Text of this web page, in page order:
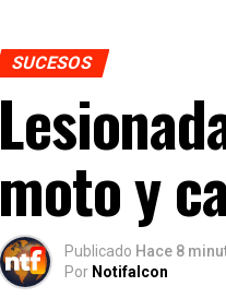
SUCESOS
moto y
Publicado Hace 8
Por Notifalcon